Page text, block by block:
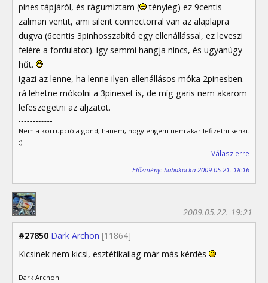
pines tápjáról, és rágumiztam (
tényleg) ez 9centis
zalman ventit, ami silent connectorral van az alaplapra
dugva (6centis 3pinhosszabító egy ellenállással, ez leveszi
felére a fordulatot). így semmi hangja nincs, és ugyanúgy
hűt.
igazi az lenne, ha lenne ilyen ellenállásos móka 2pinesben.
rá lehetne mókolni a 3pineset is, de míg garis nem akarom
lefeszegetni az aljzatot.
Nem a korrupció a gond, hanem, hogy engem nem akar lefizetni senki.
:)
Válasz erre
Előzmény: hahakocka 2009.05.21. 18:16
#27850 Dark Archon [11864]
2009.05.22. 19:21
Kicsinek nem kicsi, esztétikailag már más kérdés
Dark Archon